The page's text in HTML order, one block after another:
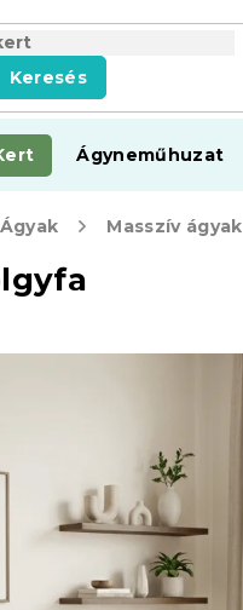
Keresés
Ágyneműhuzat
Ágyak Masszív ágyak